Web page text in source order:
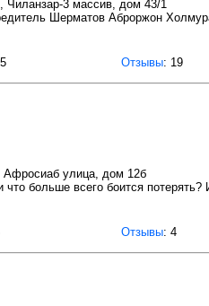
Чиланзар-3 массив, дом 43/1
Шерматов Аброржон
Отзывы: 19
Афросиаб улица, дом 12б
больше всего боится
Отзывы: 4